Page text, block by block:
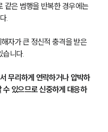
같은 범행을 반복한 경우에는
.
자가 큰 정신적 충격을 받은
습니다.
무리하게 연락하거나 압박하
있으므로 신중하게 대응하